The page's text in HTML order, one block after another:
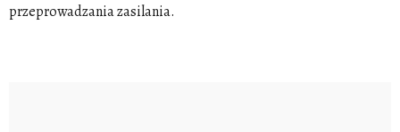
przeprowadzania zasilania.